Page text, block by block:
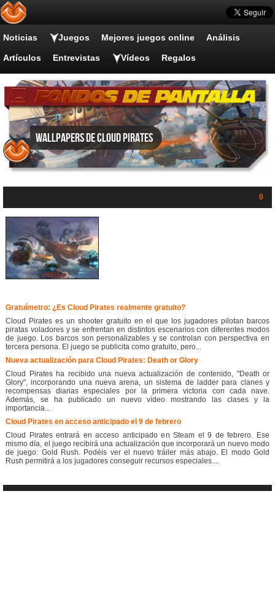
Noticias Juegos Mejores juegos online Análisis
Artículos Entrevistas Vídeos Regalos
Wallpapers de Cloud Pirates
0
Gratuímetro: ¿Es Cloud Pirates realmente gratuito?
Cloud Pirates es un shooter gratuito en el que los jugadores pilotan barcos
piratas voladores y se enfrentan en distintos escenarios con diferentes modos
de juego. Los barcos son personalizables y se controlan con perspectiva en
tercera persona. El juego se publicita como gratuito, pero...
Nueva actualización para Cloud Pirates: Death or Glory
Cloud Pirates ha recibido una nueva actualización de contenido, "Death or
Glory", incorporando una nueva arena, un sistema de ladder para clanes y
recompensas diarias especiales por la primera victoria con cada nave.
Además, se ha publicado un nuevo vídeo mostrando las clases y la
importancia...
Cloud Pirates en acceso anticipado el 9 de febrero
Cloud Pirates entrará en acceso anticipado en Steam el 9 de febrero. Ese
mismo día, el juego recibirá una actualización que incorporará un nuevo modo
de juego: Gold Rush. Podéis ver el nuevo tráiler más abajo. El modo Gold
Rush permitirá a los jugadores conseguir recursos especiales....